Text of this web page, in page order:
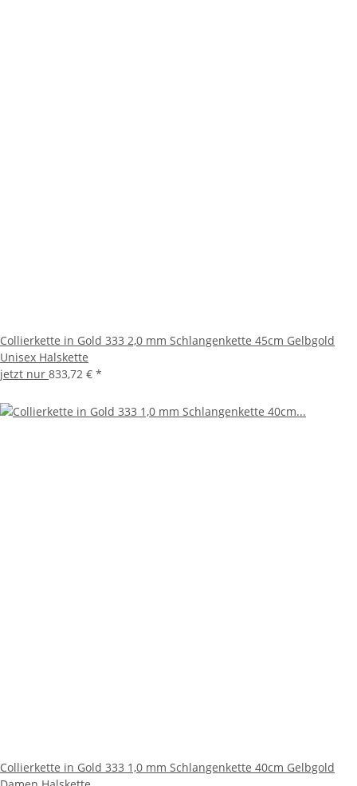
Collierkette in Gold 333 2,0 mm Schlangenkette 45cm Gelbgold
Unisex Halskette
jetzt nur 833,72 € *
Collierkette in Gold 333 1,0 mm Schlangenkette 40cm Gelbgold